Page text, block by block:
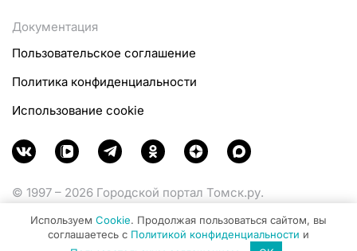
Документация
Пользовательское соглашение
Политика конфиденциальности
Использование cookie
© 1997 – 2026 Городской портал Томск.ру.
Министерства цифрового развития, связи и массовых
коммуникаций Российской Федерации.
Используем Cookie. Продолжая пользоваться сайтом, вы
соглашаетесь с Политикой конфиденциальности и